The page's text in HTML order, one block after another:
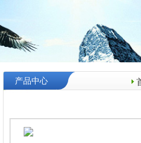
产品中心